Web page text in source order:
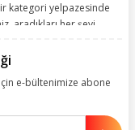
kategori yelpazesinde
aradıkları her şeyi
deneyiminize
memnuniyetini
e-bültenimize abone